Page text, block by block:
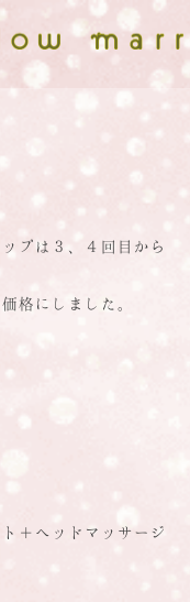
プは３、４回目から
格にしました。
＋ヘッドマッサージ